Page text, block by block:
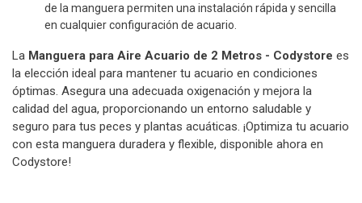
de la manguera permiten una instalación rápida y sencilla
en cualquier configuración de acuario.
La Manguera para Aire Acuario de 2 Metros - Codystore es
la elección ideal para mantener tu acuario en condiciones
óptimas. Asegura una adecuada oxigenación y mejora la
calidad del agua, proporcionando un entorno saludable y
seguro para tus peces y plantas acuáticas. ¡Optimiza tu acuario
con esta manguera duradera y flexible, disponible ahora en
Codystore!